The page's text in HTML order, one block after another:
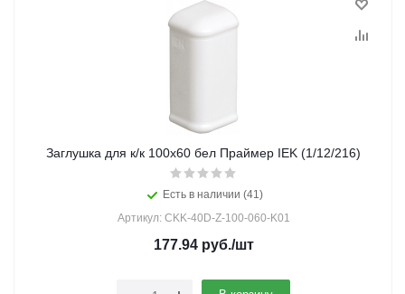
Заглушка для к/к 100х60 бел Праймер IEK (1/12/216)
Есть в наличии (41)
Артикул: CKK-40D-Z-100-060-K01
177.94руб./шт